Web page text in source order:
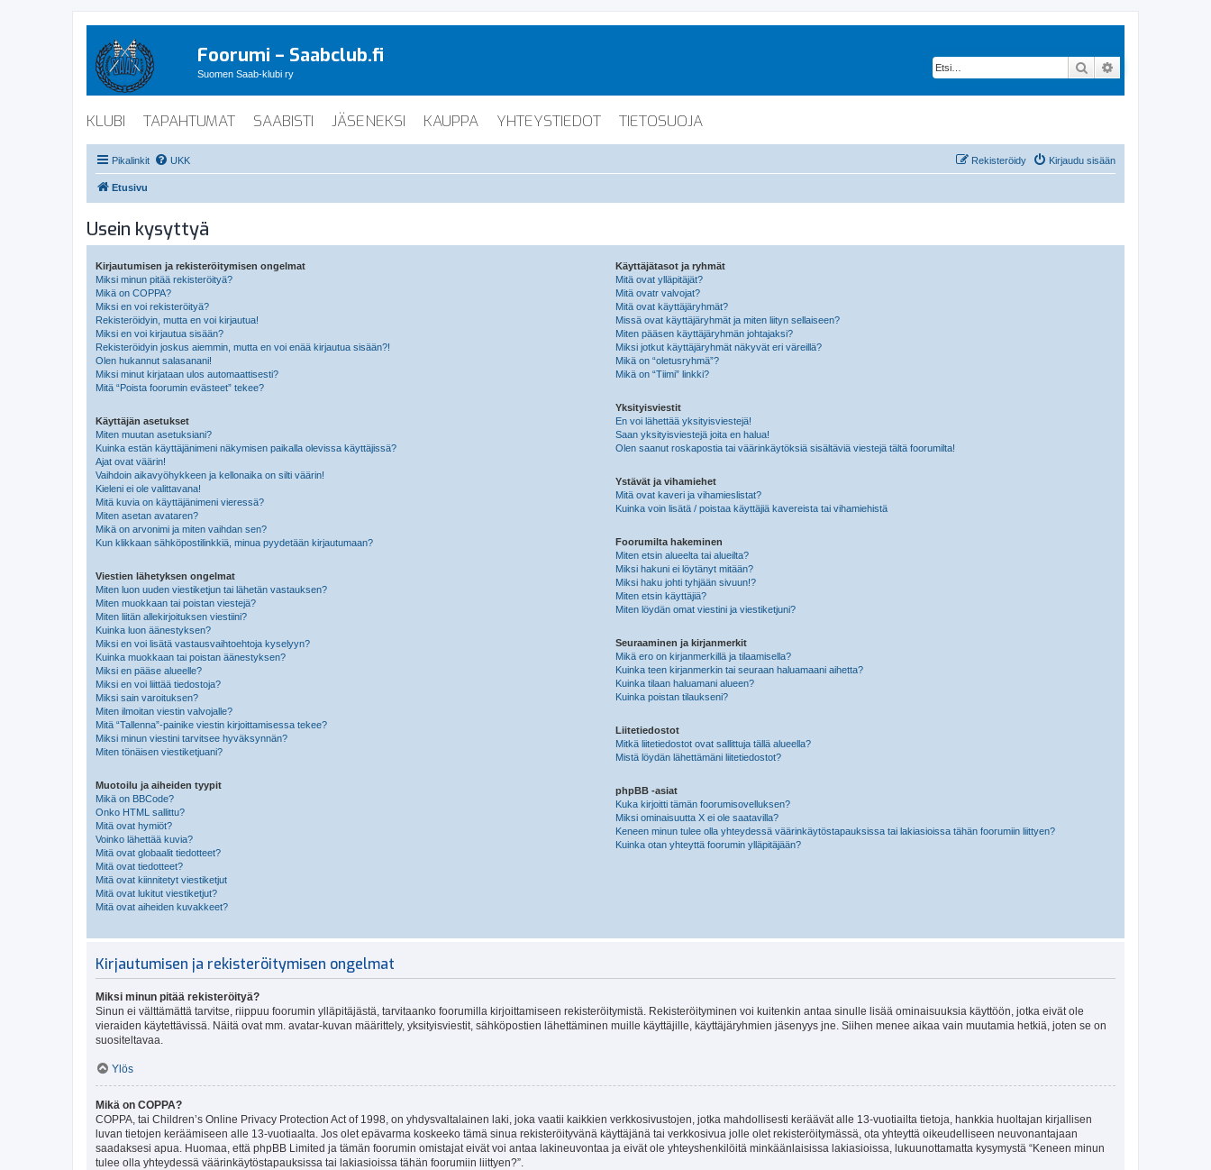
Foorumi – Saabclub.fi
Suomen Saab-klubi ry Etsi
KLUBI TAPAHTUMAT SAABISTI JÄSENEKSI KAUPPA YHTEYSTIEDOT TIETOSUOJA
Pikalinkit UKK Kirjaudu sisään
Rekisteröidy
Etusivu
Usein kysyttyä
Kirjautumisen ja rekisteröitymisen ongelmat
Miksi minun pitää rekisteröityä?
Mikä on COPPA?
Miksi en voi rekisteröityä?
Rekisteröidyin, mutta en voi kirjautua!
Miksi en voi kirjautua sisään?
Rekisteröidyin joskus aiemmin, mutta en voi enää kirjautua sisään?!
Olen hukannut salasanani!
Miksi minut kirjataan ulos automaattisesti?
Mitä “Poista foorumin evästeet” tekee?
Käyttäjän asetukset
Miten muutan asetuksiani?
Kuinka estän käyttäjänimeni näkymisen paikalla olevissa käyttäjissä?
Ajat ovat väärin!
Vaihdoin aikavyöhykkeen ja kellonaika on silti väärin!
Kieleni ei ole valittavana!
Mitä kuvia on käyttäjänimeni vieressä?
Miten asetan avataren?
Mikä on arvonimi ja miten vaihdan sen?
Kun klikkaan sähköpostilinkkiä, minua pyydetään kirjautumaan?
Viestien lähetyksen ongelmat
Miten luon uuden viestiketjun tai lähetän vastauksen?
Miten muokkaan tai poistan viestejä?
Miten liitän allekirjoituksen viestiini?
Kuinka luon äänestyksen?
Miksi en voi lisätä vastausvaihtoehtoja kyselyyn?
Kuinka muokkaan tai poistan äänestyksen?
Miksi en pääse alueelle?
Miksi en voi liittää tiedostoja?
Miksi sain varoituksen?
Miten ilmoitan viestin valvojalle?
Mitä “Tallenna”-painike viestin kirjoittamisessa tekee?
Miksi minun viestini tarvitsee hyväksynnän?
Miten tönäisen viestiketjuani?
Muotoilu ja aiheiden tyypit
Mikä on BBCode?
Onko HTML sallittu?
Mitä ovat hymiöt?
Voinko lähettää kuvia?
Mitä ovat globaalit tiedotteet?
Mitä ovat tiedotteet?
Mitä ovat kiinnitetyt viestiketjut
Mitä ovat lukitut viestiketjut?
Mitä ovat aiheiden kuvakkeet?
Käyttäjätasot ja ryhmät
Mitä ovat ylläpitäjät?
Mitä ovatr valvojat?
Mitä ovat käyttäjäryhmät?
Missä ovat käyttäjäryhmät ja miten liityn sellaiseen?
Miten pääsen käyttäjäryhmän johtajaksi?
Miksi jotkut käyttäjäryhmät näkyvät eri väreillä?
Mikä on “oletusryhmä”?
Mikä on “Tiimi” linkki?
Yksityisviestit
En voi lähettää yksityisviestejä!
Saan yksityisviestejä joita en halua!
Olen saanut roskapostia tai väärinkäytöksiä sisältäviä viestejä tältä foorumilta!
Ystävät ja vihamiehet
Mitä ovat kaveri ja vihamieslistat?
Kuinka voin lisätä / poistaa käyttäjiä kavereista tai vihamiehistä
Foorumilta hakeminen
Miten etsin alueelta tai alueilta?
Miksi hakuni ei löytänyt mitään?
Miksi haku johti tyhjään sivuun!?
Miten etsin käyttäjiä?
Miten löydän omat viestini ja viestiketjuni?
Seuraaminen ja kirjanmerkit
Mikä ero on kirjanmerkillä ja tilaamisella?
Kuinka teen kirjanmerkin tai seuraan haluamaani aihetta?
Kuinka tilaan haluamani alueen?
Kuinka poistan tilaukseni?
Liitetiedostot
Mitkä liitetiedostot ovat sallittuja tällä alueella?
Mistä löydän lähettämäni liitetiedostot?
phpBB -asiat
Kuka kirjoitti tämän foorumisovelluksen?
Miksi ominaisuutta X ei ole saatavilla?
Keneen minun tulee olla yhteydessä väärinkäytöstapauksissa tai lakiasioissa tähän foorumiin liittyen?
Kuinka otan yhteyttä foorumin ylläpitäjään?
Kirjautumisen ja rekisteröitymisen ongelmat
Miksi minun pitää rekisteröityä?
Sinun ei välttämättä tarvitse, riippuu foorumin ylläpitäjästä, tarvitaanko foorumilla kirjoittamiseen rekisteröitymistä. Rekisteröityminen voi kuitenkin antaa sinulle lisää ominaisuuksia käyttöön, jotka eivät ole
vieraiden käytettävissä. Näitä ovat mm. avatar-kuvan määrittely, yksityisviestit, sähköpostien lähettäminen muille käyttäjille, käyttäjäryhmien jäsenyys jne. Siihen menee aikaa vain muutamia hetkiä, joten se on
suositeltavaa.
Ylös
Mikä on COPPA?
COPPA, tai Children’s Online Privacy Protection Act of 1998, on yhdysvaltalainen laki, joka vaatii kaikkien verkkosivustojen, jotka mahdollisesti keräävät alle 13-vuotiailta tietoja, hankkia huoltajan kirjallisen
luvan tietojen keräämiseen alle 13-vuotiaalta. Jos olet epävarma koskeeko tämä sinua rekisteröityvänä käyttäjänä tai verkkosivua jolle olet rekisteröitymässä, ota yhteyttä oikeudelliseen neuvonantajaan
saadaksesi apua. Huomaa, että phpBB Limited ja tämän foorumin omistajat eivät voi antaa lakineuvontaa ja eivät ole yhteyshenkilöitä minkäänlaisissa lakiasioissa, lukuunottamatta kysymystä “Keneen minun
tulee olla yhteydessä väärinkäytöstapauksissa tai lakiasioissa tähän foorumiin liittyen?”.